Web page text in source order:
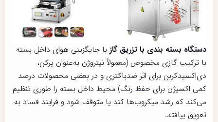
دستگاه بسته بندی با تزریق گازبا جایگزینی هوای داخل بسته
با ترکیب گازی مخصوص (معمولاً نیتروژن به‌عنوان پرکن،
دی‌اکسیدکربن برای اثر ضد‌باکتری و در بعضی محصولات درصد
کمی اکسیژن برای حفظ رنگ) محیط داخل بسته را طوری تنظیم
می‌کند که رشد میکروب‌ها کند یا متوقف شود و فرایند فساد به
تعویق بیافتد.